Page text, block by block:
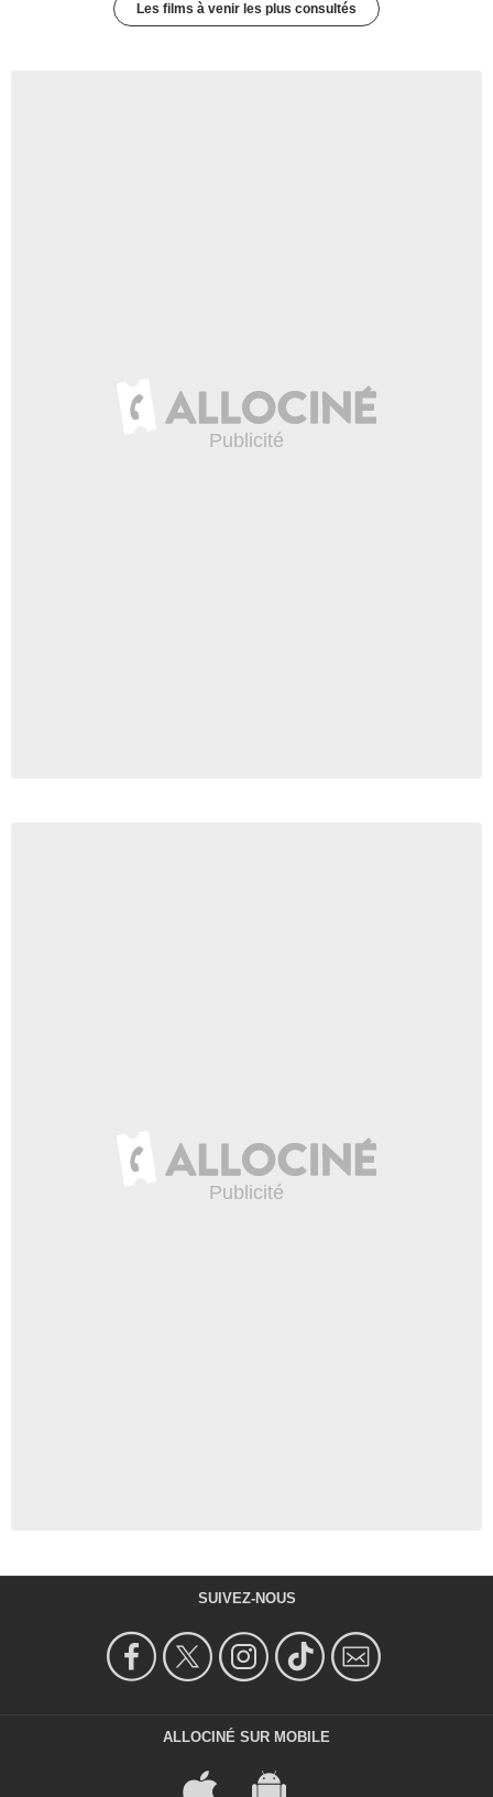
Les films à venir les plus consultés
SUIVEZ-NOUS
ALLOCINÉ SUR MOBILE